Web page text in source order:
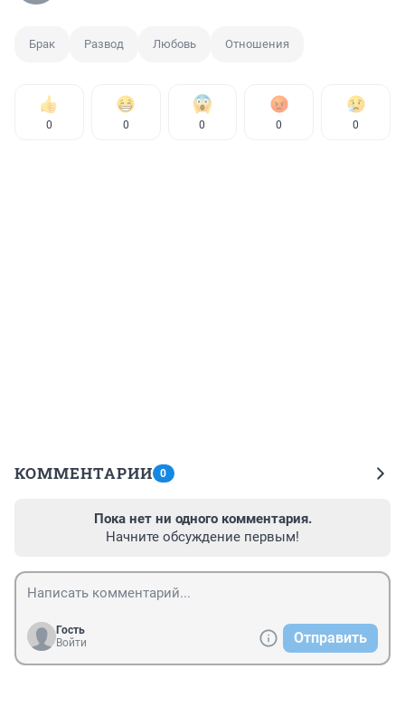
Брак Развод Любовь Отношения
0 0 0 0 0
КОММЕНТАРИИ 0
Пока нет ни одного комментария.
Начните обсуждение первым!
Гость
Войти
Отправить